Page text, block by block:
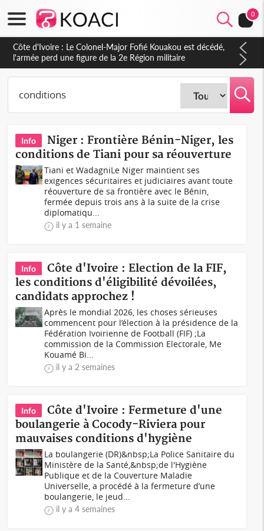
0
Info
Niger : Frontière Bénin-Niger, les
conditions de Tiani pour sa réouverture
Tiani et WadagniLe Niger maintient ses
exigences sécuritaires et judiciaires avant toute
réouverture de sa frontière avec le Bénin,
fermée depuis trois ans à la suite de la crise
diplomatiqu...
il y a 1 semaine
Info
Côte d'Ivoire : Election de la FIF,
les conditions d'éligibilité dévoilées,
candidats approchez !
Après le mondial 2026, les choses sérieuses
commencent pour l’élection à la présidence de la
Fédération Ivoirienne de Football (FIF) ;La
commission de la Commission Electorale, Me
Kouamé Bi...
il y a 2 semaines
Info
Côte d'Ivoire : Fermeture d'une
boulangerie à Cocody-Riviera pour
mauvaises conditions d'hygiène
La boulangerie (DR)&nbsp;La Police Sanitaire du
Ministère de la Santé,&nbsp;de l'Hygiène
Publique et de la Couverture Maladie
Universelle, a procédé à la fermeture d’une
boulangerie, le jeud...
il y a 4 semaines